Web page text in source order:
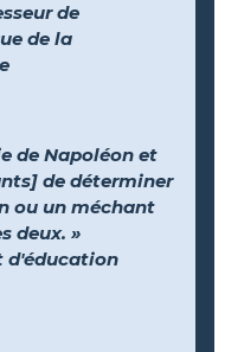
de
de la
de Napoléon et
de déterminer
ou un méchant
deux. »
d'éducation